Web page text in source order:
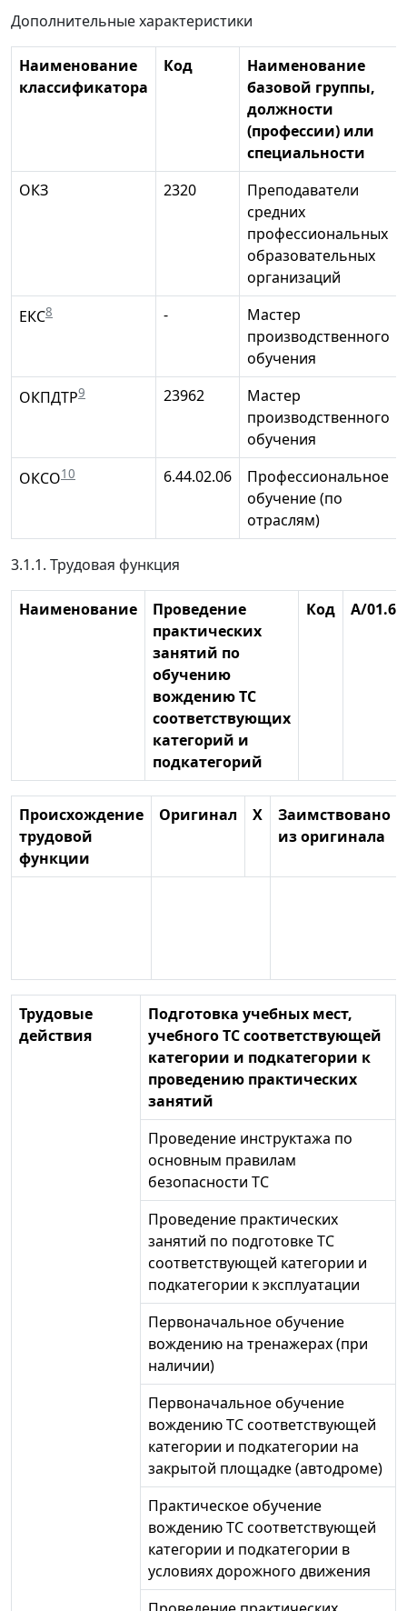
Дополнительные характеристики
Наименование
классификатора
Код
Наименование
базовой группы,
должности
(профессии) или
специальности
ОКЗ
2320
Преподаватели
средних
профессиональных
образовательных
организаций
ЕКС8 -
Мастер
производственного
обучения
ОКПДТР9 23962
Мастер
производственного
обучения
ОКСО10 6.44.02.06
Профессиональное
обучение (по
отраслям)
3.1.1. Трудовая функция
Наименование
Проведение
практических
занятий по
обучению
вождению ТС
соответствующих
категорий и
подкатегорий
Код А/01.6
Происхождение
трудовой
функции
Оригинал X
Заимствовано
из оригинала
Трудовые
действия
Подготовка учебных мест,
учебного ТС соответствующей
категории и подкатегории к
проведению практических
занятий
Проведение инструктажа по
основным правилам
безопасности ТС
Проведение практических
занятий по подготовке ТС
соответствующей категории и
подкатегории к эксплуатации
Первоначальное обучение
вождению на тренажерах (при
наличии)
Первоначальное обучение
вождению ТС соответствующей
категории и подкатегории на
закрытой площадке (автодроме)
Практическое обучение
вождению ТС соответствующей
категории и подкатегории в
условиях дорожного движения